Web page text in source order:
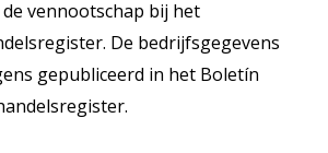
vennootschap bij het
De bedrijfsgegevens
gepubliceerd in het Boletín